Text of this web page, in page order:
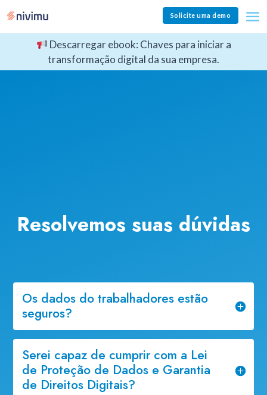
Solicite uma demo
Descarregar ebook: Chaves para iniciar a
transformação digital da sua empresa.
Resolvemos suas dúvidas
Os dados do trabalhadores estão
seguros?
Serei capaz de cumprir com a Lei
de Proteção de Dados e Garantia
de Direitos Digitais?